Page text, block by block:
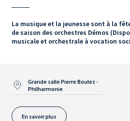
La musique et la jeunesse sont à la
de saison des orchestres Démos
musicale et orchestrale à vocation
Grande salle Pierre Boulez -
Philharmonie
En savoir plus